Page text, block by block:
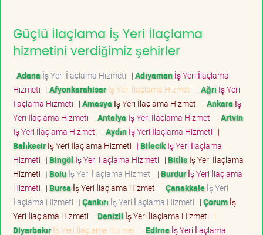
Güçlü İlaçlama İş Yeri İlaçlama
hizmetini verdiğimiz şehirler
| Adana İş Yeri İlaçlama Hizmeti | Adıyamanİş Yeri İlaçlama
Hizmeti | Afyonkarahisarİş Yeri İlaçlama Hizmeti | Ağrı İş Yeri
İlaçlama Hizmeti | Amasya İş Yeri İlaçlama Hizmeti | Ankara İş
Yeri İlaçlama Hizmeti | Antalya İş Yeri İlaçlama Hizmeti | Artvin
İş Yeri İlaçlama Hizmeti | Aydınİş Yeri İlaçlama Hizmeti |
Balıkesirİş Yeri İlaçlama Hizmeti | Bilecikİş Yeri İlaçlama
Hizmeti | Bingöl İş Yeri İlaçlama Hizmeti | Bitlisİş Yeri İlaçlama
Hizmeti | Boluİş Yeri İlaçlama Hizmeti | Burdurİş Yeri İlaçlama
Hizmeti | Bursa İş Yeri İlaçlama Hizmeti | Çanakkaleİş Yeri
İlaçlama Hizmeti | Çankırı İş Yeri İlaçlama Hizmeti | Çorumİş
Yeri İlaçlama Hizmeti | Denizli İş Yeri İlaçlama Hizmeti |
Diyarbakırİş Yeri İlaçlama Hizmeti | Edirneİş Yeri İlaçlama